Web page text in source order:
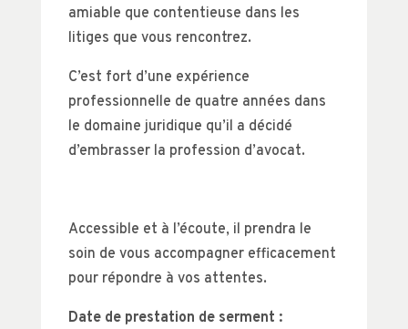
amiable que contentieuse dans les
litiges que vous rencontrez.
C’est fort d’une expérience
professionnelle de quatre années dans
le domaine juridique qu’il a décidé
d’embrasser la profession d’avocat.
Accessible et à l’écoute, il prendra le
soin de vous accompagner efficacement
pour répondre à vos attentes.
Date de prestation de serment :